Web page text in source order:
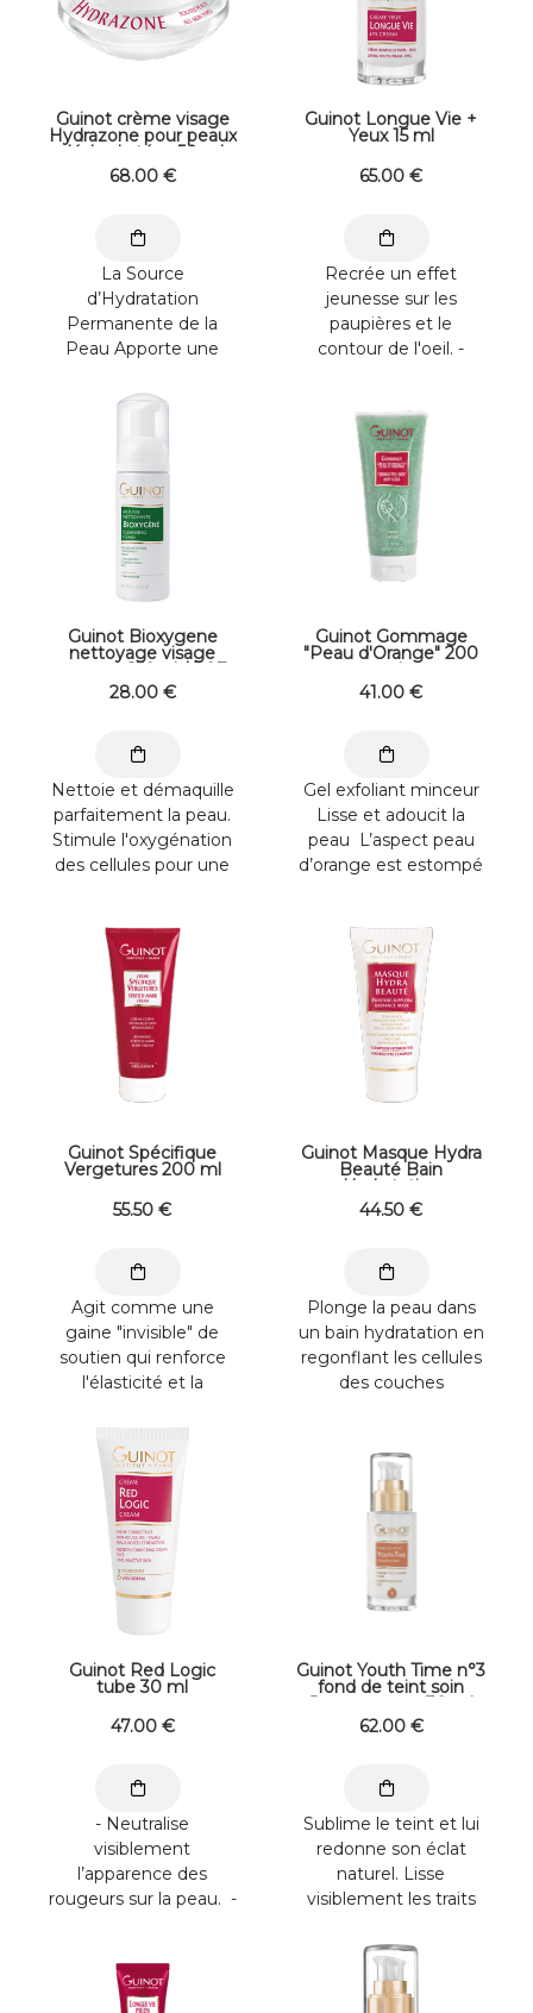
Guinot crème visage
Hydrazone pour peaux
déshydratées 50 ml
68.00 €
La Source
d’Hydratation
Permanente de la
Peau Apporte une
d'hydratation dans les
Guinot Longue Vie +
Yeux 15 ml
65.00 €
Recrée un effet
jeunesse sur les
paupières et le
contour de l'oeil. -
Guinot Bioxygene
nettoyage visage
mousse 150ml / 5.07
oz
28.00 €
Nettoie et démaquille
parfaitement la peau.
Stimule l'oxygénation
des cellules pour une
Guinot Gommage
"Peau d'Orange" 200
ml
41.00 €
Gel exfoliant minceur
Lisse et adoucit la
peau L’aspect peau
d’orange est estompé
Guinot Spécifique
Vergetures 200 ml
55.50 €
Agit comme une
gaine "invisible" de
soutien qui renforce
l'élasticité et la
corps est nourrit ...
Guinot Masque Hydra
Beauté Bain
Hydratation
Instantané 50 ml
44.50 €
Plonge la peau dans
un bain hydratation en
regonflant les cellules
des couches
Guinot Red Logic
tube 30 ml
47.00 €
- Neutralise
visiblement
l’apparence des
rougeurs sur la peau. -
ment et ...
Guinot Youth Time n°3
fond de teint soin
Jeunesse pot 30 ml
62.00 €
Sublime le teint et lui
redonne son éclat
naturel. Lisse
visiblement les traits
l’élasticité ...